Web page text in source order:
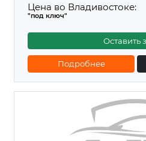
Цена во Владивостоке:
"под ключ"
Оставить
Подробнее